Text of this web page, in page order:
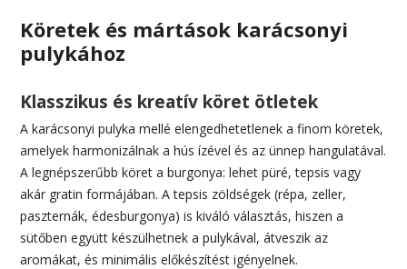
Köretek és mártások karácsonyi
pulykához
Klasszikus és kreatív köret ötletek
A karácsonyi pulyka mellé elengedhetetlenek a finom köretek,
amelyek harmonizálnak a hús ízével és az ünnep hangulatával.
A legnépszerűbb köret a burgonya: lehet püré, tepsis vagy
akár gratin formájában. A tepsis zöldségek (répa, zeller,
paszternák, édesburgonya) is kiváló választás, hiszen a
sütőben együtt készülhetnek a pulykával, átveszik az
aromákat, és minimális előkészítést igényelnek.